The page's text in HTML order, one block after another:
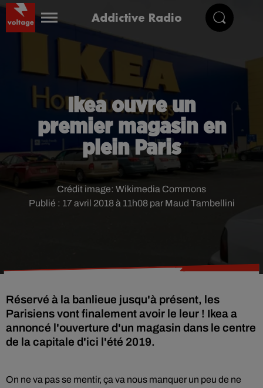
Addictive Radio
Ikea ouvre un
premier magasin en
plein Paris
Publié : 17 avril 2018 à 11h08 par Maud Tambellini
Crédit image: Wikimedia Commons
Réservé à la banlieue jusqu'à présent, les
Parisiens vont finalement avoir le leur ! Ikea a
annoncé l'ouverture d'un magasin dans le centre
de la capitale d'ici l'été 2019.
On ne va pas se mentir, ça va nous manquer un peu de ne